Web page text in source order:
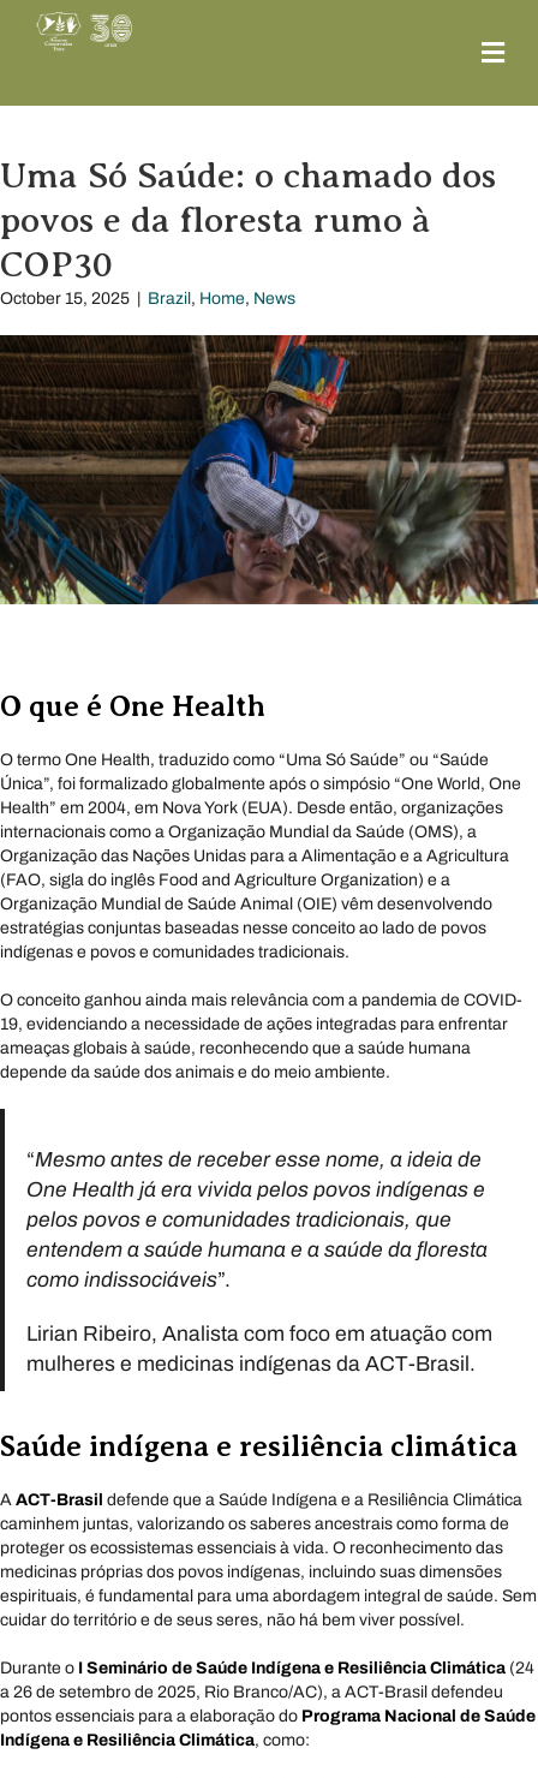
Uma Só Saúde: o chamado dos
povos e da floresta rumo à
COP30
October 15, 2025 Brazil , Home, News
O que é One Health
O termo One Health, traduzido como “Uma Só Saúde” ou “Saúde
Única”, foi formalizado globalmente após o simpósio “One World, One
Health” em 2004, em Nova York (EUA). Desde então, organizações
internacionais como a Organização Mundial da Saúde (OMS), a
Organização das Nações Unidas para a Alimentação e a Agricultura
(FAO, sigla do inglês Food and Agriculture Organization) e a
Organização Mundial de Saúde Animal (OIE) vêm desenvolvendo
estratégias conjuntas baseadas nesse conceito ao lado de povos
indígenas e povos e comunidades tradicionais.
O conceito ganhou ainda mais relevância com a pandemia de COVID-
19, evidenciando a necessidade de ações integradas para enfrentar
ameaças globais à saúde, reconhecendo que a saúde humana
depende da saúde dos animais e do meio ambiente.
“Mesmo antes de receber esse nome, a ideia de
One Health já era vivida pelos povos indígenas e
pelos povos e comunidades tradicionais, que
entendem a saúde humana e a saúde da floresta
como indissociáveis”.
Lirian Ribeiro, Analista com foco em atuação com
mulheres e medicinas indígenas da ACT-Brasil.
Saúde indígena e resiliência climática
A ACT-Brasil defende que a Saúde Indígena e a Resiliência Climática
caminhem juntas, valorizando os saberes ancestrais como forma de
proteger os ecossistemas essenciais à vida. O reconhecimento das
medicinas próprias dos povos indígenas, incluindo suas dimensões
espirituais, é fundamental para uma abordagem integral de saúde. Sem
cuidar do território e de seus seres, não há bem viver possível.
Durante o I Seminário de Saúde Indígena e Resiliência Climática (24
a 26 de setembro de 2025, Rio Branco/AC), a ACT-Brasil defendeu
pontos essenciais para a elaboração do Programa Nacional de Saúde
Indígena e Resiliência Climática, como: